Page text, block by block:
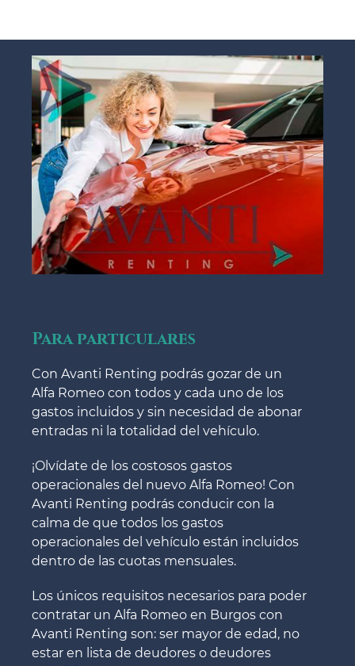
Para particulares
Con Avanti Renting podrás gozar de un
Alfa Romeo con todos y cada uno de los
gastos incluidos y sin necesidad de abonar
entradas ni la totalidad del vehículo.
¡Olvídate de los costosos gastos
operacionales del nuevo Alfa Romeo! Con
Avanti Renting podrás conducir con la
calma de que todos los gastos
operacionales del vehículo están incluidos
dentro de las cuotas mensuales.
Los únicos requisitos necesarios para poder
contratar un Alfa Romeo en Burgos con
Avanti Renting son: ser mayor de edad, no
estar en lista de deudores o deudores